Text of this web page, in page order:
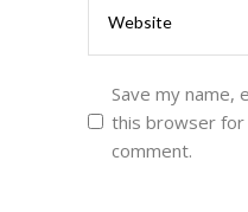
Save my name,
this browser
comment.